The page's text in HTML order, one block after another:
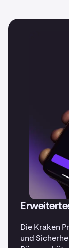
folge uns in den
Die Kraken
und